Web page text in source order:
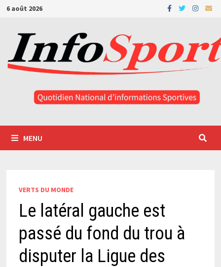
Passer
contenu
6 août 2026
MENU
VERTS DU MONDE
Le latéral gauche est
passé du fond du trou à
disputer la Ligue des